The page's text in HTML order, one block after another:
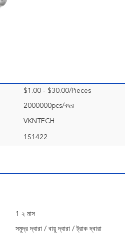
$1.00 - $30.00/Pieces
2000000pcs/বছর
VKNTECH
1S1422
1 ২ মাস
সমুদ্র দ্বারা / বায়ু দ্বারা / ট্রাক দ্বারা